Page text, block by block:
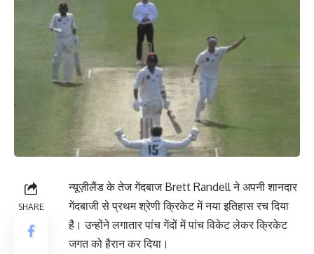
SHARE
न्यूज़ीलैंड के तेज गेंदबाज Brett Randellने अपनी शानदार
गेंदबाजी से प्रथम श्रेणी क्रिकेट में नया इतिहास रच दिया
है। उन्होंने लगातार पांच गेंदों में पांच विकेट लेकर क्रिकेट
जगत को हैरान कर दिया।